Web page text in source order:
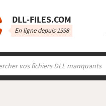
DLL‑FILES.COM
En ligne depuis 1998